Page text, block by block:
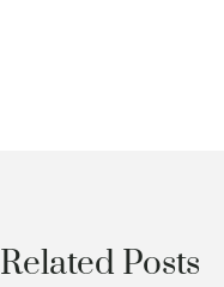
Related Posts